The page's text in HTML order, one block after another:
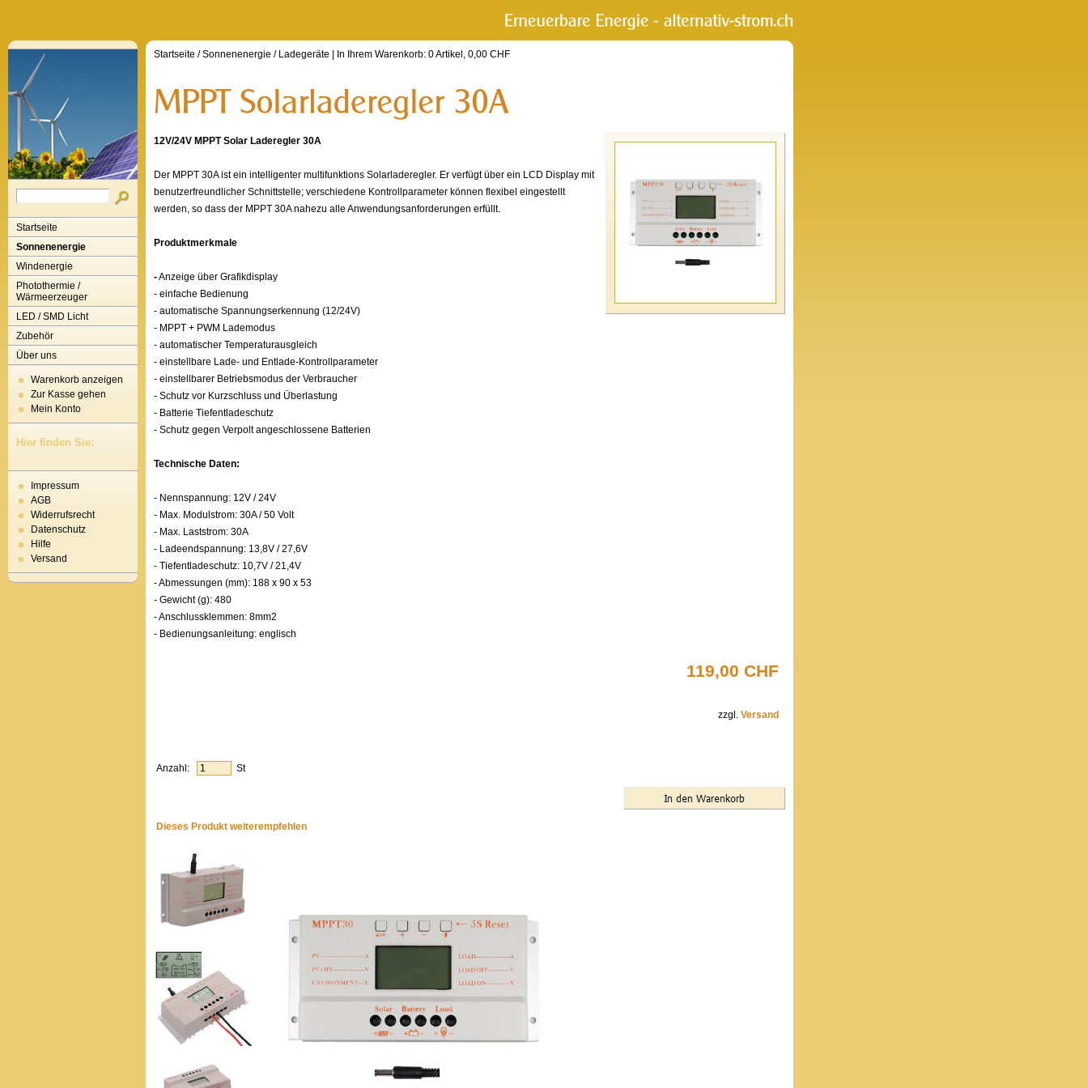
Startseite
Sonnenenergie
Windenergie
Photothermie /
Wärmeerzeuger
LED / SMD Licht
Zubehör
Über uns
Warenkorb anzeigen
Zur Kasse gehen
Mein Konto
Hier finden Sie:
Impressum
AGB
Widerrufsrecht
Datenschutz
Hilfe
Versand
Startseite /Sonnenenergie / Ladegeräte | In Ihrem Warenkorb: 0Artikel, 0,00 CHF
12V/24V MPPT Solar Laderegler 30A
Der MPPT 30A ist ein intelligenter multifunktions Solarladeregler. Er verfügt über ein LCD Display mit
benutzerfreundlicher Schnittstelle; verschiedene Kontrollparameter können flexibel eingestellt
werden, so dass der MPPT 30A nahezu alle Anwendungsanforderungen erfüllt.
Produktmerkmale
-Anzeige über Grafikdisplay
- einfache Bedienung
- automatische Spannungserkennung (12/24V)
- MPPT + PWM Lademodus
- automatischer Temperaturausgleich
- einstellbare Lade- und Entlade-Kontrollparameter
- einstellbarer Betriebsmodus der Verbraucher
- Schutz vor Kurzschluss und Überlastung
- Batterie Tiefentladeschutz
- Schutz gegen Verpolt angeschlossene Batterien
Technische Daten:
- Nennspannung: 12V / 24V
- Max. Modulstrom: 30A / 50 Volt
- Max. Laststrom: 30A
- Ladeendspannung: 13,8V / 27,6V
- Tiefentladeschutz: 10,7V / 21,4V
- Abmessungen (mm): 188 x 90 x 53
- Gewicht (g): 480
- Anschlussklemmen: 8mm2
- Bedienungsanleitung: englisch
119,00 CHF
zzgl. Versand
Anzahl: St
Dieses Produkt weiterempfehlen